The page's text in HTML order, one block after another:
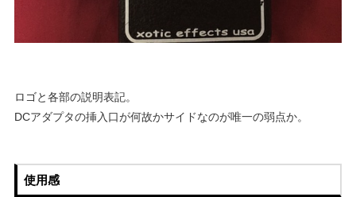
ロゴと各部の説明表記。
DCアダプタの挿入口が何故かサイドなのが唯一の弱点か。
使用感